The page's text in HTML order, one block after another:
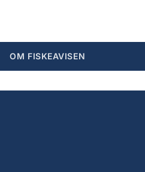
OM FISKEAVISEN